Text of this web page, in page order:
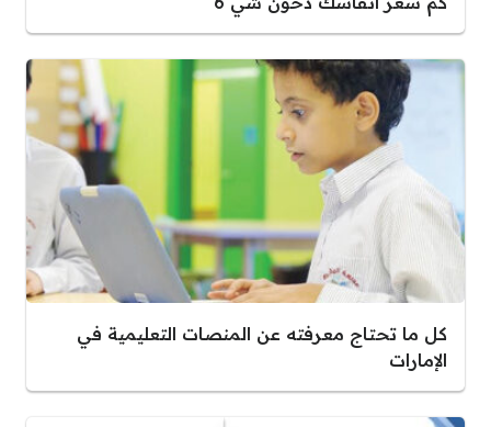
كل ما تحتاج معرفته عن المنصات التعليمية في
الإمارات